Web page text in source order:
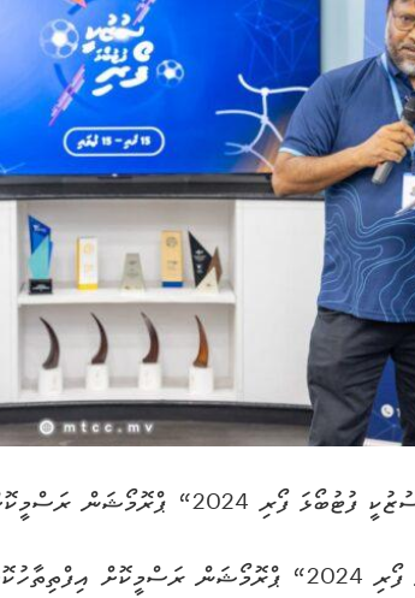
ރަސްމީކޮށް މިއަދު އިފްތިތާޙު ކޮށްފި އެވެ.
”ސުޒުކީ ފުޓުބޯޅަ ފޯރި 2024“ ޕްރޮމޯޝަން